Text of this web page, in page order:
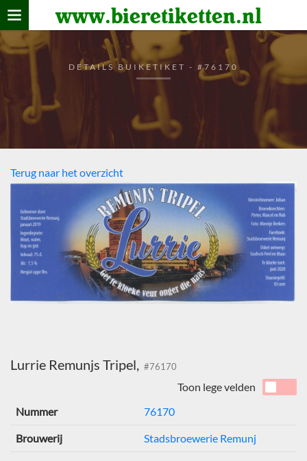
www.bieretiketten.nl
Home
verzamelen
De bierkaart
Bezoekers
DETAILS BUIKETIKET - #76170
Terug naar het overzicht
Lurrie Remunjs Tripel, #76170
Toon lege velden
Nummer
76170
Brouwerij Stadsbroewerie Remunj